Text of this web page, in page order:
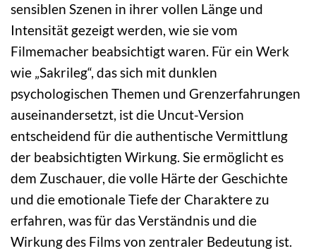
sensiblen Szenen in ihrer vollen Länge und
Intensität gezeigt werden, wie sie vom
Filmemacher beabsichtigt waren. Für ein Werk
wie „Sakrileg“, das sich mit dunklen
psychologischen Themen und Grenzerfahrungen
auseinandersetzt, ist die Uncut-Version
entscheidend für die authentische Vermittlung
der beabsichtigten Wirkung. Sie ermöglicht es
dem Zuschauer, die volle Härte der Geschichte
und die emotionale Tiefe der Charaktere zu
erfahren, was für das Verständnis und die
Wirkung des Films von zentraler Bedeutung ist.